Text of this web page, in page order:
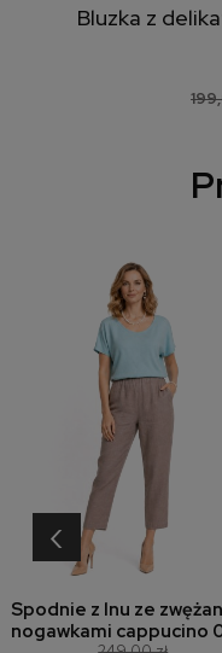
Bluzka z
Spodnie z lnu ze
nogawkami cappucino
‹